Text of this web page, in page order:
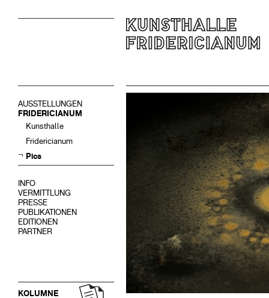
AUSSTELLUNGEN
FRIDERICIANUM
Kunsthalle
Fridericianum
Pics
INFO
VERMITTLUNG
PRESSE
PUBLIKATIONEN
EDITIONEN
PARTNER
KOLUMNE